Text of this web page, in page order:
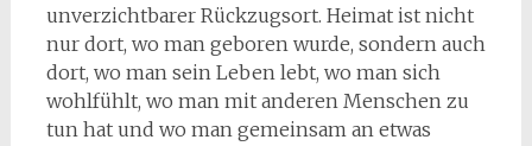
unverzichtbarer Rückzugsort. Heimat ist nicht
nur dort, wo man geboren wurde, sondern auch
dort, wo man sein Leben lebt, wo man sich
wohlfühlt, wo man mit anderen Menschen zu
tun hat und wo man gemeinsam an etwas